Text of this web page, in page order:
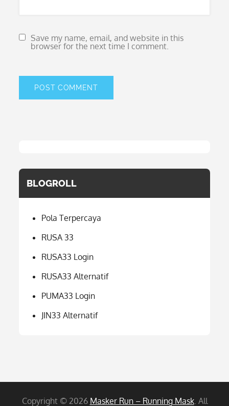
Save my name, email, and website in this
browser for the next time I comment.
BLOGROLL
Pola Terpercaya
RUSA 33
RUSA33 Login
RUSA33 Alternatif
PUMA33 Login
JIN33 Alternatif
Copyright © 2026 Masker Run – Running Mask. All